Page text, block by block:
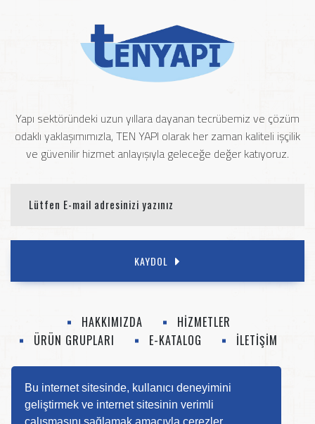
Bu internet sitesinde, kullanıcı deneyimini
geliştirmek ve internet sitesinin verimli
çalışmasını sağlamak amacıyla çerezler
Yapı sektöründeki uzun yıllara dayanan tecrübemiz ve çözüm
odaklı yaklaşımımızla, TEN YAPI olarak her zaman kaliteli işçilik
ve güvenilir hizmet anlayışıyla geleceğe değer katıyoruz.
KAYDOL
HAKKIMIZDA
HİZMETLER
ÜRÜN GRUPLARI
E-KATALOG İLETİŞİM
0 (412) 252 52 14 info@tenyapi.com